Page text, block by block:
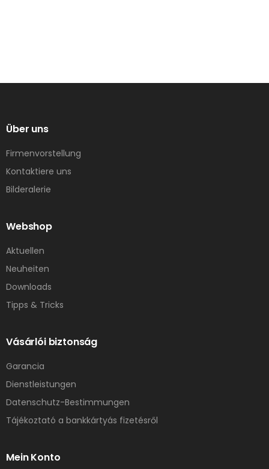
Über uns
Firmenvorstellung
Kontaktiere uns
Bilderalerie
Webshop
Aktuellen
Neuheiten
Downloads
Tipps & Tricks
Vásárlói biztonság
Garancia
Dienstleistungen
Datenschutz-Bestimmungen
Tájékoztató a bankkártyás fizetésről
Mein Konto